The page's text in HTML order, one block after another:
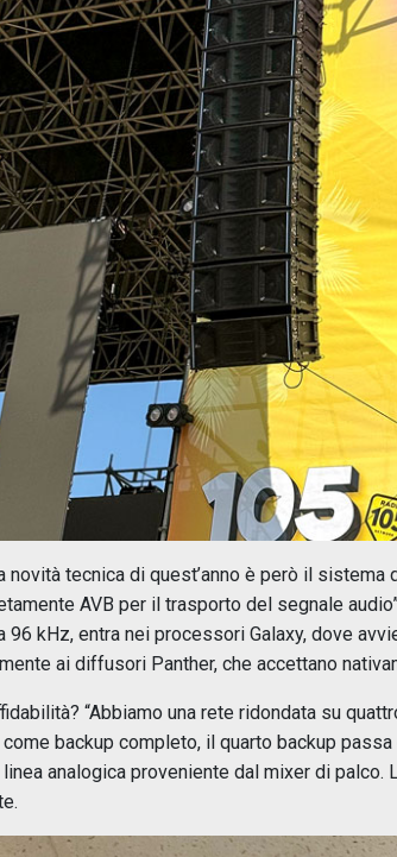
novità tecnica di quest’anno è però il sistema
AVB per il trasporto del segnale
96 kHz, entra nei processori Galaxy, dove
ai diffusori Panther, che accettano
“Abbiamo una rete ridondata su
backup completo, il quarto backup
linea analogica proveniente dal mixer di palco.